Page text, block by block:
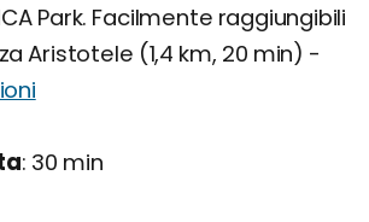
Park. Facilmente raggiungibili
Aristotele (1,4 km, 20 min) -
: 30 min